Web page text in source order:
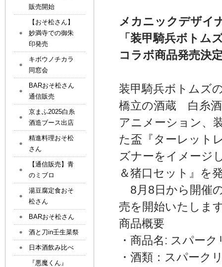
メカニックデザイ
「装甲騎兵ボトム
コラボ商品発売決
装甲騎兵ボトムズ
橋立の酒蔵 白糸酒
アニメーション、
た盃『ターレット
ズナーをイメージ
＆猪口セット』を
8月8日から開催
売を開始いたしま
商品概要
・商品名: スパー
・酒類：スパーク
販売開始
【おそ松さん】
妙満寺での御朱
印発売
キボウノチカラ
同窓会
BARおそ松さん
通信販売
京まふ2025白糸
酒造ブース出店
精進料理おそ松
さん
【通信販売】青
のミブロ
湯豆腐定食おそ
松さん
BARおそ松さん
酒と刀in壬生菜祭
日本酒飲み比べ
『悪魔くん』